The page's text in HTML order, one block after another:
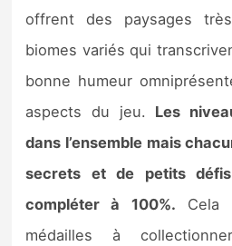
offrent des paysages
biomes variés qui
bonne humeur
aspects du jeu. Les
dans l’ensemble mais
secrets et de petits
compléter à 100%. Cela
médailles à